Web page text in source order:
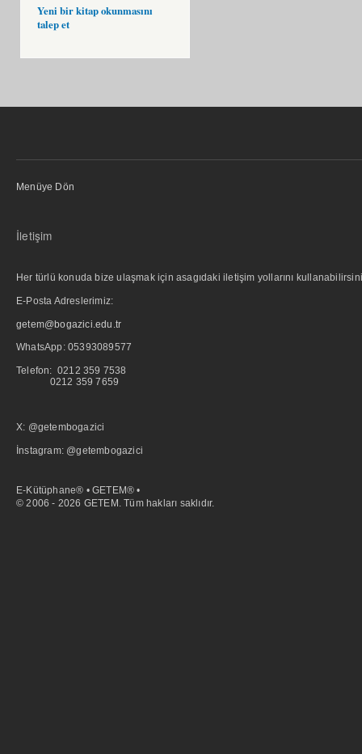
Yeni bir kitap okunmasını
talep et
Menüye Dön
İletişim
Her türlü konuda bize ulaşmak için asagıdaki iletişim yollarını
E-Posta Adreslerimiz:
getem@bogazici.edu.tr
WhatsApp: 05393089577
Telefon: 0212 359 7538
0212 359 7659
X: @getembogazici
İnstagram: @getembogazici
E-Kütüphane® • GETEM® •
© 2006 - 2026 GETEM. Tüm hakları saklıdır.